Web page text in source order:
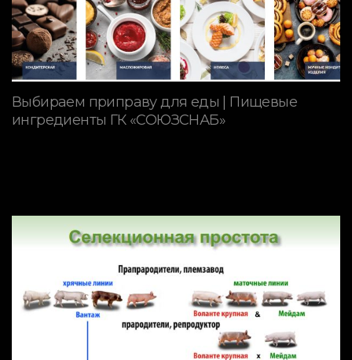
Выбираем приправу для еды | Пищевые
ингредиенты ГК «СОЮЗСНАБ»